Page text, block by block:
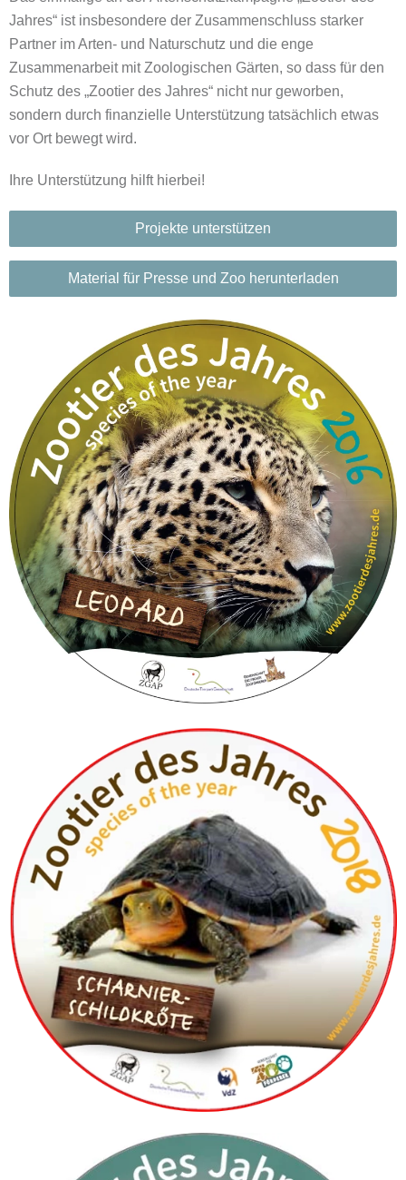
Jahres“ ist insbesondere der Zusammenschluss starker
Partner im Arten- und Naturschutz und die enge
Zusammenarbeit mit Zoologischen Gärten, so dass für den
Schutz des „Zootier des Jahres“ nicht nur geworben,
sondern durch finanzielle Unterstützung tatsächlich etwas
vor Ort bewegt wird.
Ihre Unterstützung hilft hierbei!
Projekte unterstützen
Material für Presse und Zoo herunterladen